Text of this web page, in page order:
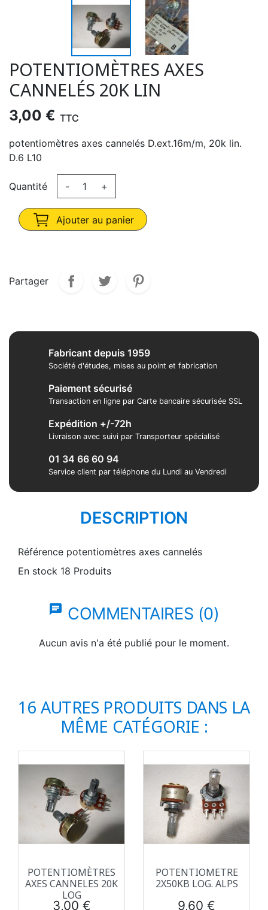
POTENTIOMÈTRES AXES
CANNELÉS 20K LIN
3,00 € TTC
potentiomètres axes cannelés D.ext.16m/m, 20k lin.
D.6 L10
Quantité - +
Ajouter au panier
Partager
Fabricant depuis 1959
Société d'études, mises au point et fabrication
Paiement sécurisé
Transaction en ligne par Carte bancaire sécurisée SSL
Expédition +/-72h
Livraison avec suivi par Transporteur spécialisé
01 34 66 60 94
Service client par téléphone du Lundi au Vendredi
DESCRIPTION
Référence potentiomètres axes cannelés
En stock 18 Produits
chat COMMENTAIRES (0)
Aucun avis n'a été publié pour le moment.
16 AUTRES PRODUITS DANS LA
MÊME CATÉGORIE :
POTENTIOMÈTRES
AXES CANNELES 20K
LOG
Prix
3,00 €
POTENTIOMETRE
2X50KB LOG. ALPS
Prix
9,60 €